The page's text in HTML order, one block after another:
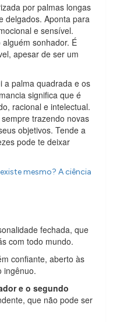
por palmas longas
delgados. Aponta para
e sensível.
sonhador. É
apesar de ser um
a palma quadrada e os
significa que é
racional e intelectual.
trazendo novas
objetivos. Tende a
pode te deixar
mesmo? A ciência
fechada, que
com todo mundo.
confiante, aberto às
ingênuo.
e o segundo
que não pode ser